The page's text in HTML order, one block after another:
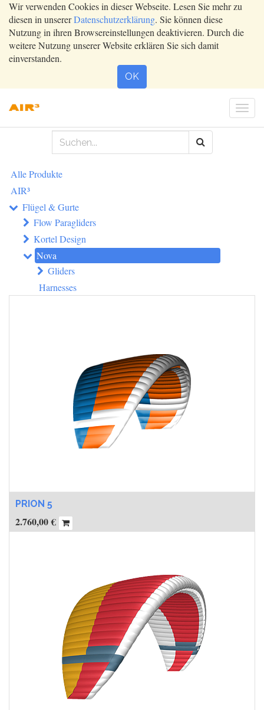
Wir verwenden Cookies in dieser Webseite. Lesen Sie mehr zu
diesen in unsererDatenschutzerklärung. Sie können diese
Nutzung in ihren Browsereinstellungen deaktivieren. Durch die
weitere Nutzung unserer Website erklären Sie sich damit
einverstanden.
OK
Alle Produkte
AIR³
Flügel & Gurte
Flow Paragliders
Kortel Design
Nova
Gliders
Harnesses
PRION 5
2.760,00€